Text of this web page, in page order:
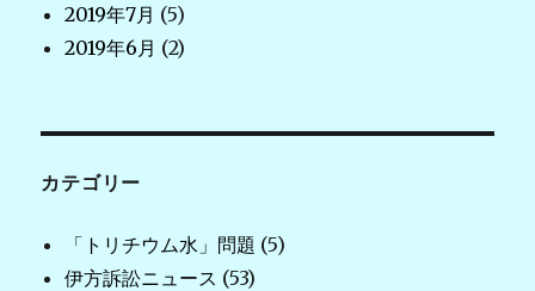
2019年7月 (5)
2019年6月 (2)
カテゴリー
「トリチウム水」問題 (5)
伊方訴訟ニュース (53)